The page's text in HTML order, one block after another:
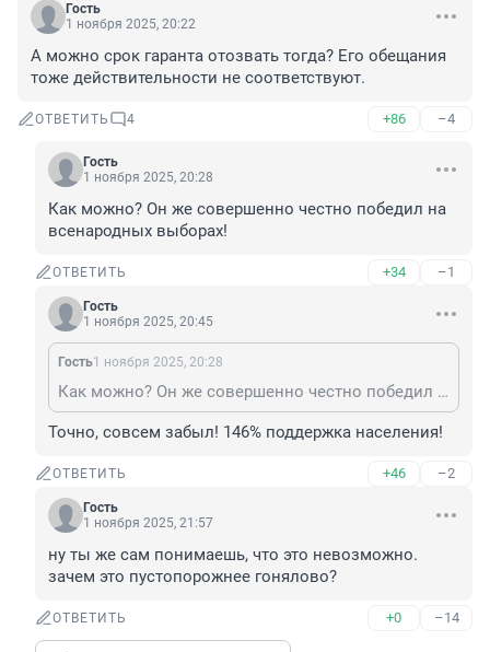
Гость
1 ноября 2025, 20:22
А можно срок гаранта отозвать тогда? Его обещания
тоже действительности не соответствуют.
ОТВЕТИТЬ 4 +86 –4
Гость
1 ноября 2025, 20:28
Как можно? Он же совершенно честно победил на
всенародных выборах!
ОТВЕТИТЬ +34 –1
Гость
1 ноября 2025, 20:45
Гость1 ноября 2025, 20:28
Как можно? Он же совершенно честно победил на всенародных выборах!
Точно, совсем забыл! 146% поддержка населения!
ОТВЕТИТЬ +46 –2
Гость
1 ноября 2025, 21:57
ну ты же сам понимаешь, что это невозможно.
зачем это пустопорожнее гонялово?
ОТВЕТИТЬ +0 –14